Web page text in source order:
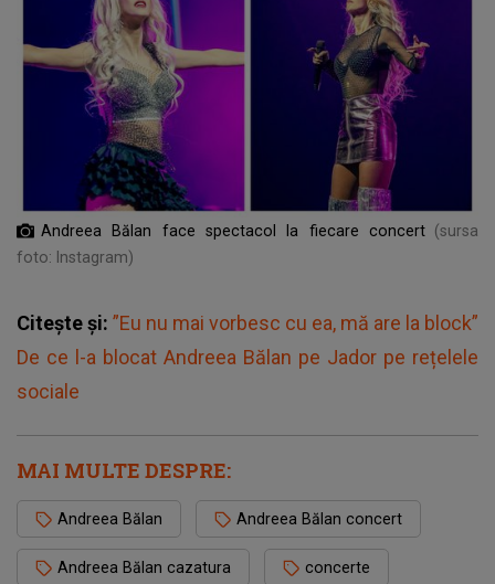
Andreea Bălan face spectacol la fiecare concert (sursa
foto: Instagram)
Citește și: ”Eu nu mai vorbesc cu ea, mă are la block”
De ce l-a blocat Andreea Bălan pe Jador pe rețelele
sociale
MAI MULTE DESPRE:
Andreea Bălan Andreea Bălan concert
Andreea Bălan cazatura concerte